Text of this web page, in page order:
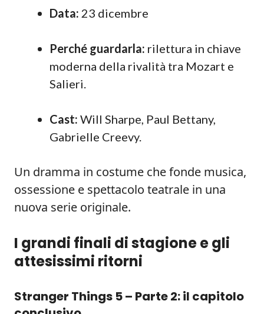
Data: 23 dicembre
Perché guardarla: rilettura in chiave
moderna della rivalità tra Mozart e
Salieri.
Cast: Will Sharpe, Paul Bettany,
Gabrielle Creevy.
Un dramma in costume che fonde musica,
ossessione e spettacolo teatrale in una
nuova serie originale.
I grandi finali di stagione e gli
attesissimi ritorni
Stranger Things 5 – Parte 2: il capitolo